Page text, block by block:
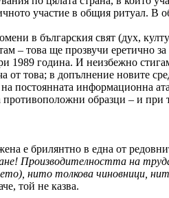
участие в общия ритуал. В
в българския свят (дух,
– това ще прозвучи еретично
1989 година. И неизбежно
от това; в допълнение новите
постоянната информационна
образци – и при
е брилянтно в една от
Производителността на
нито толкова чиновници,
той не казва.